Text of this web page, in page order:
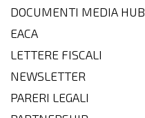
DOCUMENTI MEDIA HUB
EACA
LETTERE FISCALI
NEWSLETTER
PARERI LEGALI